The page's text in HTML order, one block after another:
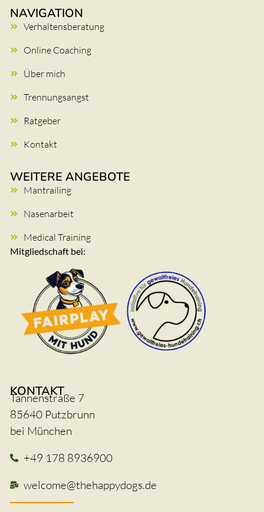
NAVIGATION
Verhaltensberatung
Online Coaching
Über mich
Trennungsangst
Ratgeber
Kontakt
WEITERE ANGEBOTE
Mantrailing
Nasenarbeit
Medical Training
Mitgliedschaft bei:
KONTAKT
Tannenstraße 7
85640 Putzbrunn
bei München
+49 178 8936900
welcome@thehappydogs.de